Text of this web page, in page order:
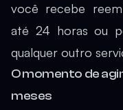
você recebe
até 24 horas ou
qualquer outro
O momento de
meses